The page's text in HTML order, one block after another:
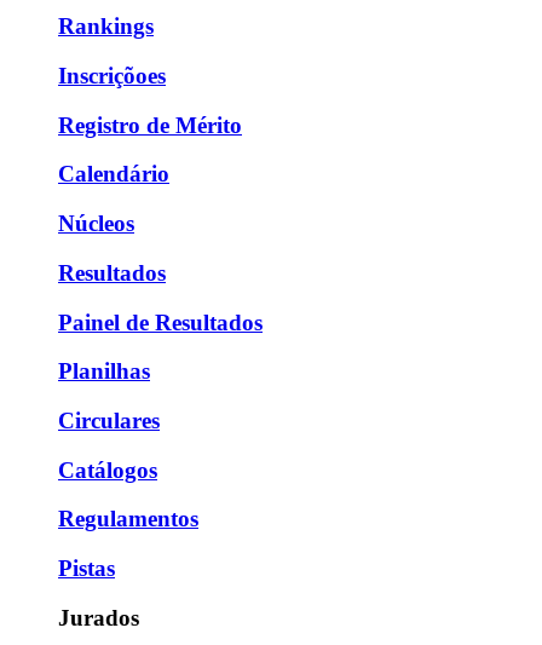
Rankings
Inscriçõoes
Registro de Mérito
Calendário
Núcleos
Resultados
Painel de Resultados
Planilhas
Circulares
Catálogos
Regulamentos
Pistas
Jurados